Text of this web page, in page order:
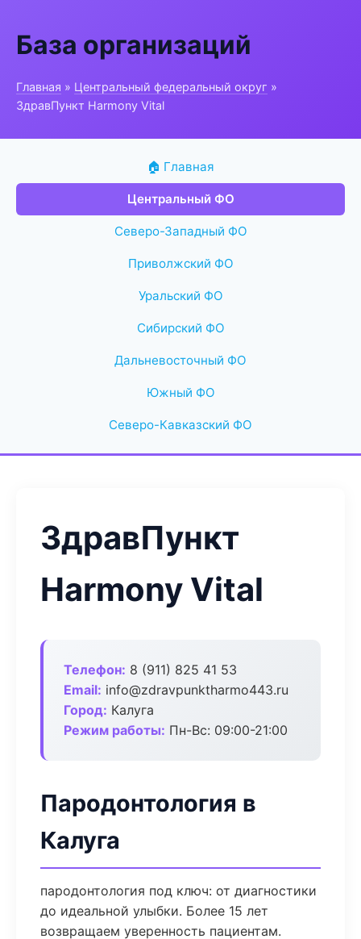
База организаций
Главная » Центральный федеральный округ »
ЗдравПункт Harmony Vital
🏠 Главная
Центральный ФО
Северо-Западный ФО
Приволжский ФО
Уральский ФО
Сибирский ФО
Дальневосточный ФО
Южный ФО
Северо-Кавказский ФО
ЗдравПункт
Harmony Vital
Телефон: 8 (911) 825 41 53
Email: info@zdravpunktharmo443.ru
Город: Калуга
Режим работы: Пн-Вс: 09:00-21:00
Пародонтология в
Калуга
пародонтология под ключ: от диагностики
до идеальной улыбки. Более 15 лет
возвращаем уверенность пациентам.